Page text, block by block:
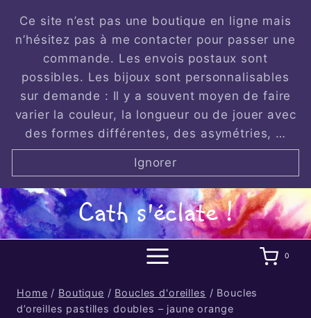
content
Ce site n’est pas une boutique en ligne mais
n’hésitez pas à me contacter pour passer une
commande. Les envois postaux sont
possibles. Les bijoux sont personnalisables
sur demande : Il y a souvent moyen de faire
varier la couleur, la longueur ou de jouer avec
des formes différentes, des asymétries, …
Ignorer
Cath s'éclate !
0
Home / Boutique / Boucles d'oreilles / Boucles
d’oreilles pastilles doubles – jaune orange